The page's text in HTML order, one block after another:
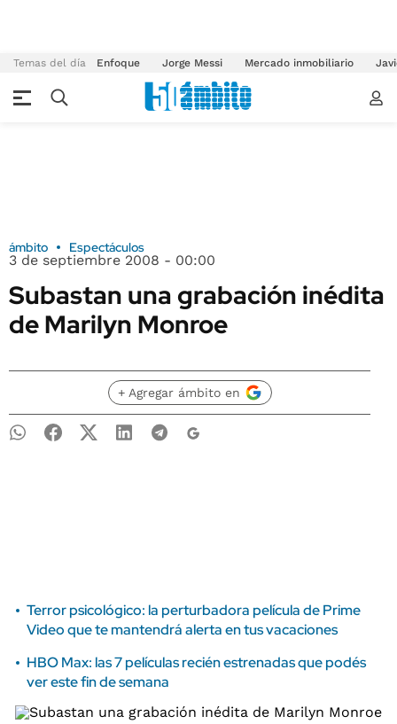
Temas del día Enfoque Jorge Messi Mercado inmobiliario
ámbito Espectáculos
3 de septiembre 2008 - 00:00
Subastan una grabación inédita
de Marilyn Monroe
+ Agregar ámbito en
Terror psicológico: la perturbadora película de Prime
Video que te mantendrá alerta en tus vacaciones
HBO Max: las 7 películas recién estrenadas que podés
ver este fin de semana